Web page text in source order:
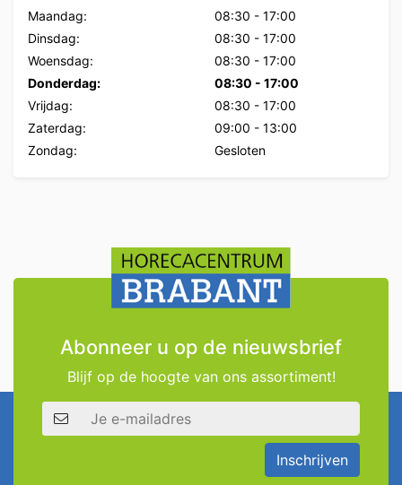
Maandag: 08:30 - 17:00
Dinsdag:
08:30 - 17:00
Woensdag:
08:30 - 17:00
Donderdag:
08:30 - 17:00
Vrijdag:
08:30 - 17:00
Zaterdag:
09:00 - 13:00
Zondag:
Gesloten
Abonneer u op de nieuwsbrief
Blijf op de hoogte van ons assortiment!
E-mailadres
Inschrijven